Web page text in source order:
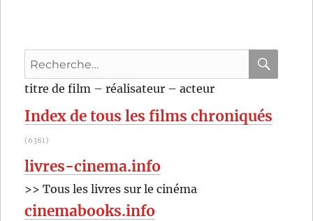
Hader
Recherche
pour
:
titre de film – réalisateur – acteur
Index de tous les films chroniqués
(6381)
livres-cinema.info
>> Tous les livres sur le cinéma
cinemabooks.info